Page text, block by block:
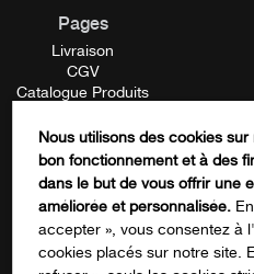
X/
Pages
Livraison
CGV
Catalogue Produits
Contactez-nous
FORMATION
Nous utilisons des cookies
bon fonctionnement et à des
dans le but de vous offrir une
améliorée et personnalisée.
accepter », vous consentez à
cookies placés sur notre site.